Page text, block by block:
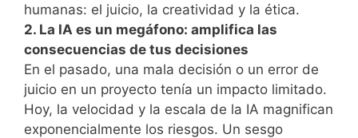
humanas: el juicio, la creatividad y la ética.
2. La IA es un megáfono: amplifica las
consecuencias de tus decisiones
En el pasado, una mala decisión o un error de
juicio en un proyecto tenía un impacto limitado.
Hoy, la velocidad y la escala de la IA magnifican
exponencialmente los riesgos. Un sesgo